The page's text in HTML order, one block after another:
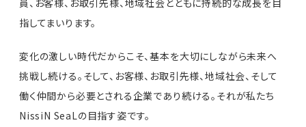
指してまいります。
変化の激しい時代だからこそ、基本を大切にしながら未来へ
挑戦し続ける。そして、お客様、お取引先様、地域社会、そして
働く仲間から必要とされる企業であり続ける。それが私たち
NissiN SeaLの目指す姿です。